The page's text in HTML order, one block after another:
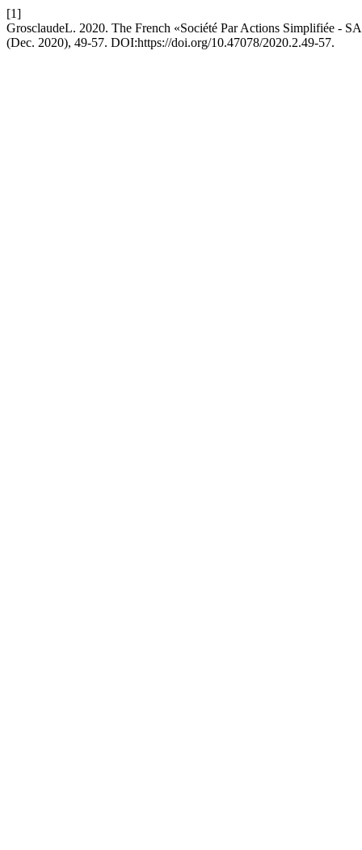
[1]
GrosclaudeL. 2020. The French «Société Par Actions Simplifiée -
(Dec. 2020), 49-57. DOI:https://doi.org/10.47078/2020.2.49-57.